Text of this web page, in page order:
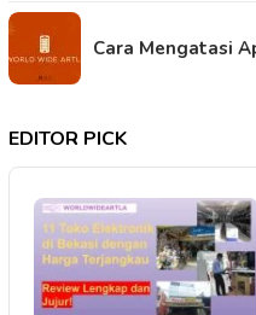
Cara Mengatasi
EDITOR PICK